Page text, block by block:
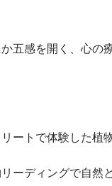
五感を開く、心の
ートで体験した植
ーディングで自然